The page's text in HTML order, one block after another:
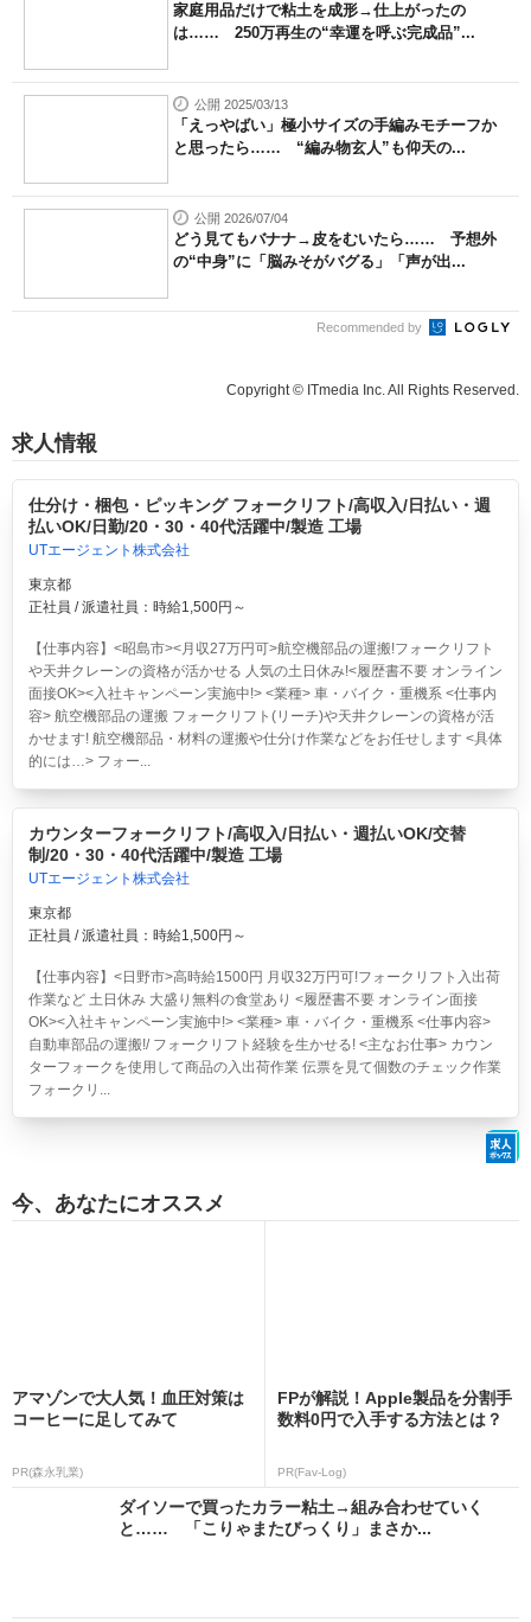
家庭用品だけで粘土を成形→仕上がったの
は…… 250万再生の“幸運を呼ぶ完成品”...
公開 2025/03/13
「えっやばい」極小サイズの手編みモチーフか
と思ったら…… “編み物玄人”も仰天の...
公開 2026/07/04
どう見てもバナナ→皮をむいたら…… 予想外
の“中身”に「脳みそがバグる」「声が出...
Recommended by
Copyright © ITmedia Inc. All Rights Reserved.
求人情報
仕分け・梱包・ピッキング フォークリフト/高収入/日払い・週
払いOK/日勤/20・30・40代活躍中/製造 工場
UTエージェント株式会社
東京都
正社員 / 派遣社員：時給1,500円～
【仕事内容】<昭島市><月収27万円可>航空機部品の運搬!フォークリフト
や天井クレーンの資格が活かせる 人気の土日休み!<履歴書不要 オンライン
面接OK><入社キャンペーン実施中!> <業種> 車・バイク・重機系 <仕事内
容> 航空機部品の運搬 フォークリフト(リーチ)や天井クレーンの資格が活
かせます! 航空機部品・材料の運搬や仕分け作業などをお任せします <具体
的には…> フォー...
カウンターフォークリフト/高収入/日払い・週払いOK/交替
制/20・30・40代活躍中/製造 工場
UTエージェント株式会社
東京都
正社員 / 派遣社員：時給1,500円～
【仕事内容】<日野市>高時給1500円 月収32万円可!フォークリフト入出荷
作業など 土日休み 大盛り無料の食堂あり <履歴書不要 オンライン面接
OK><入社キャンペーン実施中!> <業種> 車・バイク・重機系 <仕事内容>
自動車部品の運搬!/ フォークリフト経験を生かせる! <主なお仕事> カウン
ターフォークを使用して商品の入出荷作業 伝票を見て個数のチェック作業
フォークリ...
今、あなたにオススメ
アマゾンで大人気！血圧対策は
コーヒーに足してみて
PR(森永乳業)
FPが解説！Apple製品を分割手
数料0円で入手する方法とは？
PR(Fav-Log)
ダイソーで買ったカラー粘土→組み合わせていく
と…… 「こりゃまたびっくり」まさか...